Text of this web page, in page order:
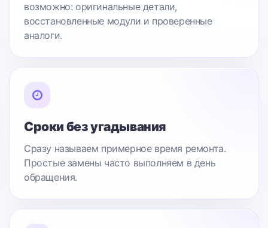
возможно: оригинальные детали,
восстановленные модули и проверенные
аналоги.
Сроки без угадывания
Сразу называем примерное время ремонта.
Простые замены часто выполняем в день
обращения.